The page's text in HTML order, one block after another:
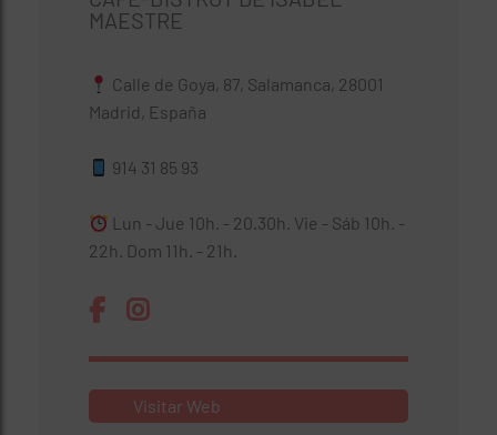
MAESTRE
Calle de Goya, 87, Salamanca, 28001
Madrid, España
914 31 85 93
Lun - Jue 10h. - 20.30h. Vie - Sáb 10h. -
22h. Dom 11h. - 21h.
Visitar Web